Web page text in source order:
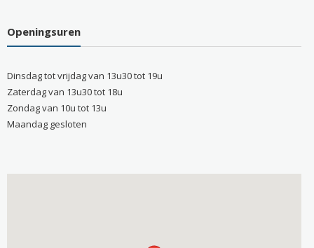
Openingsuren
Dinsdag tot vrijdag van 13u30 tot 19u
Zaterdag van 13u30 tot 18u
Zondag van 10u tot 13u
Maandag gesloten